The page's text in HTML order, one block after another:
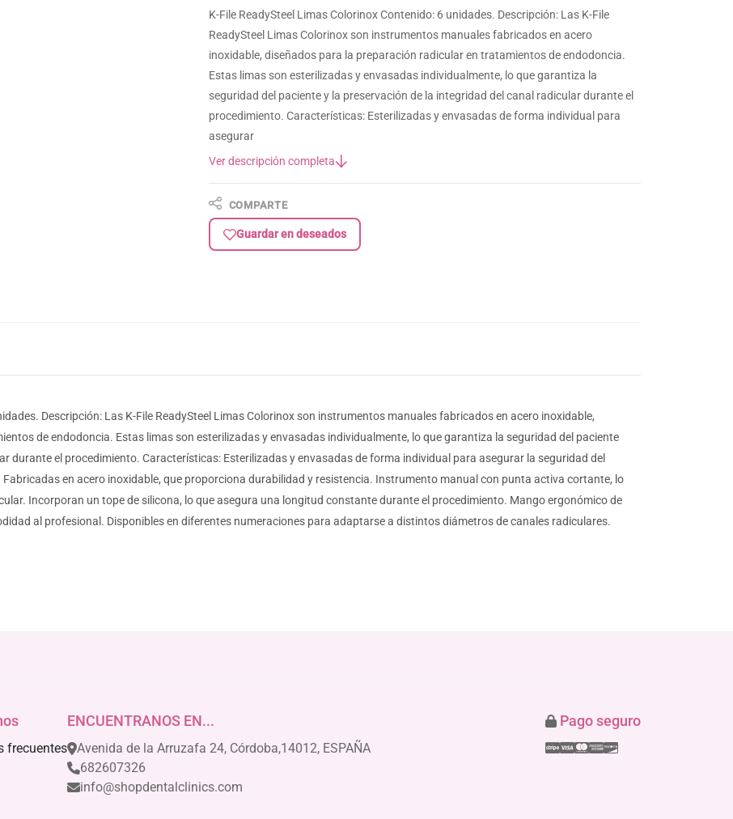
K-File ReadySteel Limas Colorinox Contenido: 6 unidades. Descripción: Las K-File
ReadySteel Limas Colorinox son instrumentos manuales fabricados en acero
inoxidable, diseñados para la preparación radicular en tratamientos de endodoncia.
Estas limas son esterilizadas y envasadas individualmente, lo que garantiza la
seguridad del paciente y la preservación de la integridad del canal radicular durante el
procedimiento. Características: Esterilizadas y envasadas de forma individual para
asegurar
Ver descripción completa
COMPARTE
Guardar en deseados
Descripción: Las K-File ReadySteel Limas Colorinox son instrumentos manuales fabricados en acero inoxidable,
de endodoncia. Estas limas son esterilizadas y envasadas individualmente, lo que garantiza la seguridad del paciente
durante el procedimiento. Características: Esterilizadas y envasadas de forma individual para asegurar la seguridad del
en acero inoxidable, que proporciona durabilidad y resistencia. Instrumento manual con punta activa cortante, lo
Incorporan un tope de silicona, lo que asegura una longitud constante durante el procedimiento. Mango ergonómico de
al profesional. Disponibles en diferentes numeraciones para adaptarse a distintos diámetros de canales radiculares.
frecuentes
ENCUENTRANOS EN...
Avenida de la Arruzafa 24, Córdoba,14012, ESPAÑA
682607326
info@shopdentalclinics.com
Pago seguro
Stripe
VisaMastercard
American Express
Discover